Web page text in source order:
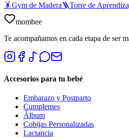
🤸Gym de Madera🪜Torre de
mombee
Te acompañamos en cada etapa de ser
Accesorios para tu bebé
Embarazo y Postparto
Cumplemes
Álbum
Cobijas Personalizadas
Lactancia